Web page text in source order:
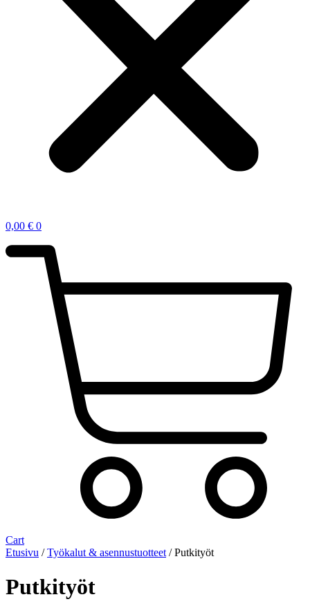
0,00 € 0
Cart
Etusivu /Työkalut & asennustuotteet / Putkityöt
Putkityöt